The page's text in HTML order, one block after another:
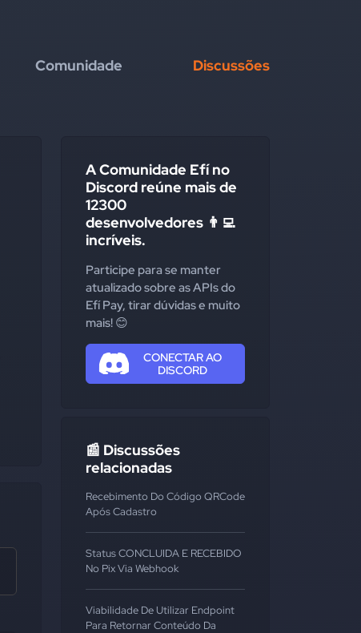
Comunidade Discussões
A Comunidade Efí no
Discord reúne mais de
12300
desenvolvedores 👨‍💻
incríveis.
Participe para se manter
atualizado sobre as APIs do
Efí Pay, tirar dúvidas e muito
mais! 😊
CONECTAR AO
DISCORD
📰 Discussões
relacionadas
Recebimento Do Código QRCode
Após Cadastro
Status CONCLUIDA E RECEBIDO
No Pix Via Webhook
Viabilidade De Utilizar Endpoint
Para Retornar Conteúdo Da